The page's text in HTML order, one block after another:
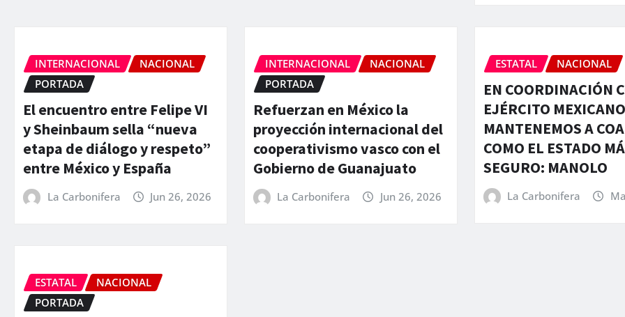
INTERNACIONAL
NACIONAL
PORTADA
El encuentro entre Felipe VI
y Sheinbaum sella “nueva
etapa de diálogo y respeto”
entre México y España
La Carbonifera Jun 26, 2026
INTERNACIONAL
NACIONAL
PORTADA
Refuerzan en México la
proyección internacional del
cooperativismo vasco con el
Gobierno de Guanajuato
La Carbonifera Jun 26, 2026
ESTATAL NACIONAL
EN COORDINACIÓN
EJÉRCITO MEXICANO
MANTENEMOS A
COMO EL ESTADO
SEGURO: MANOLO
La Carbonifera
ESTATAL
NACIONAL
PORTADA